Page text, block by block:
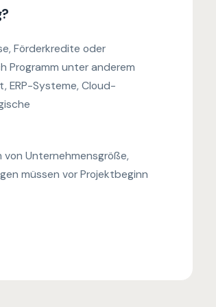
Förderkredite oder
Programm unter anderem
ERP-Systeme, Cloud-
Unternehmensgröße,
müssen vor Projektbeginn